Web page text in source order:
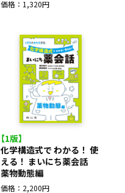
価格：1,320円
【1版】
化学構造式で わかる！ 使
える！ まいにち薬会話
薬物動態編
価格：2,200円